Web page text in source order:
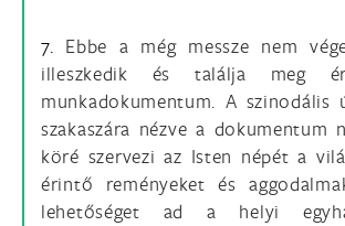
7. Ebbe a még messze nem
illeszkedik és találja meg
munkadokumentum. A
szakaszára nézve a dokumentum
köré szervezi az Isten népét a
érintő reményeket és
lehetőséget ad a helyi